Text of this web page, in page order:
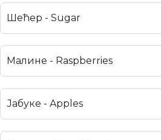
Шећер - Sugar
Малине - Raspberries
Јабуке - Apples